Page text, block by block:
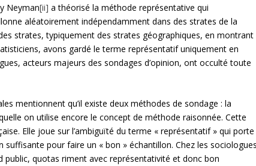
Neyman[ii] a théorisé la méthode représentative qui
aléatoirement indépendamment dans des strates de la
strates, typiquement des strates géographiques, en montrant
avons gardé le terme représentatif uniquement en
acteurs majeurs des sondages d’opinion, ont occulté toute
mentionnent qu’il existe deux méthodes de sondage : la
on utilise encore le concept de méthode raisonnée. Cette
Elle joue sur l’ambiguïté du terme « représentatif » qui porte
pour faire un « bon » échantillon. Chez les
quotas riment avec représentativité et donc bon